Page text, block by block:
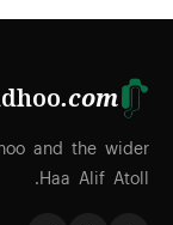
.com
and the wider
Haa Alif Atoll.